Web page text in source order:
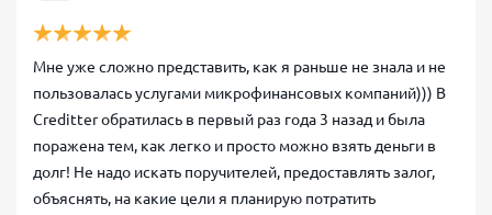
Мне уже сложно представить, как я раньше не знала и не
пользовалась услугами микрофинансовых компаний))) В
Creditter обратилась в первый раз года 3 назад и была
поражена тем, как легко и просто можно взять деньги в
долг! Не надо искать поручителей, предоставлять залог,
объяснять, на какие цели я планирую потратить